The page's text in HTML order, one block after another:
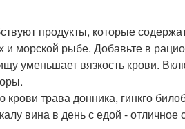
продукты, которые
и морской рыбе. Добавьте в
уменьшает вязкость крови.
трава донника, гинкго
вина в день с едой - отличное